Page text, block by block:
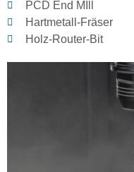
PCD End MIll
Hartmetall-Fräser
Holz-Router-Bit